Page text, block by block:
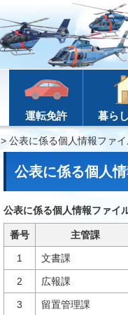
運転免許 暮ら
> 公表に係る個人情報ファ
公表に係る個人
公表に係る個人情報ファイ
番号 主管課
1 文書課
2 広報課
3 留置管理課